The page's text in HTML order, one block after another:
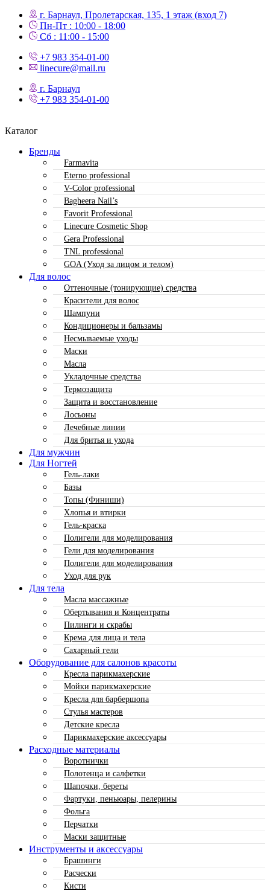
г. Барнаул, Пролетарская, 135,​ 1 этаж (вход 7)
Пн-Пт : 10:00 - 18:00
Сб : 11:00 - 15:00
+7 983 354-01-00
linecure@mail.ru
г. Барнаул
+7 983 354-01-00
Каталог
Бренды
Farmavita
Eterno professional
V-Color professional
Bagheera Nail’s
Favorit Professional
Linecure Cosmetic Shop
Gera Professional
TNL professional
GOA (Уход за лицом и телом)
Для волос
Оттеночные (тонирующие) средства
Красители для волос
Шампуни
Кондиционеры и бальзамы
Несмываемые уходы
Маски
Масла
Укладочные средства
Термозащита
Защита и восстановление
Лосьоны
Лечебные линии
Для бритья и ухода
Для мужчин
Для Ногтей
Гель-лаки
Базы
Топы (Финиши)
Хлопья и втирки
Гель-краска
Полигели для моделирования
Гели для моделирования
Полигели для моделирования
Уход для рук
Для тела
Масла массажные
Обертывания и Концентраты
Пилинги и скрабы
Крема для лица и тела
Сахарный гели
Оборудование для салонов красоты
Кресла парикмахерские
Мойки парикмахерские
Кресла для барбершопа
Стулья мастеров
Детские кресла
Парикмахерские аксессуары
Расходные материалы
Воротнички
Полотенца и салфетки
Шапочки, береты
Фартуки, пеньюары, пелерины
Фольга
Перчатки
Маски защитные
Инструменты и аксессуары
Брашинги
Расчески
Кисти